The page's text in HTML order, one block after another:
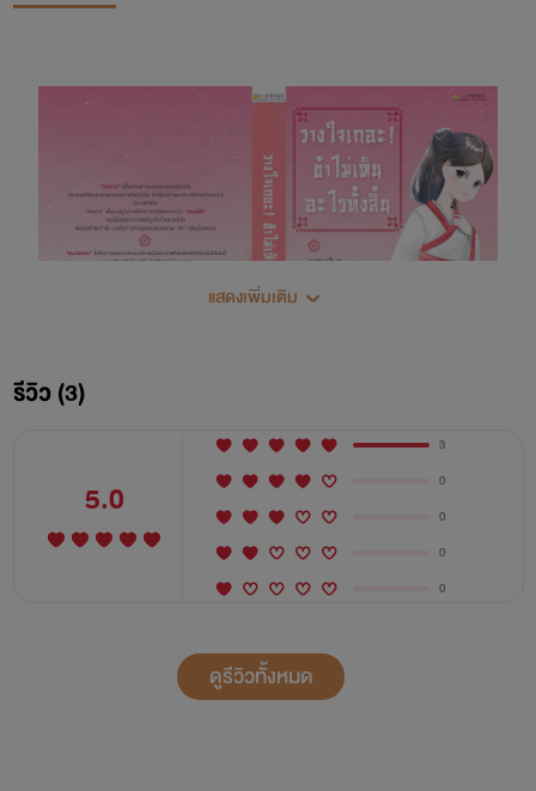
พันดาวสตั๊นท์เกิร์ลสาววัยยี่สิบหกปี เธอเข้าวงการบันเทิง
ตั้งแต่อายุสิบแปดปี แต่ก่อนหน้านี้เธอใช้ชีวิตในค่ายมวยเล็กๆ เธอ
ข่าว ตอนนั้นเอายุเพียงสิบขวบเท่านั้น ด้วยความสงสารลุงทองดีที่
แสดงเพิ่มเติม
รีวิว (3)
5.0
3
0
0
0
0
ดูรีวิวทั้งหมด